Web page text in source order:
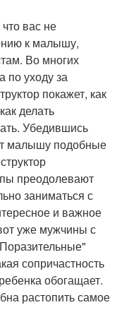
вас не
к малышу,
Во многих
по уходу за
покажет, как
делать
Убедившись
малышу подобные
преодолевают
заниматься с
и важное
уже мужчины с
сопричастность
обогащает.
растопить самое